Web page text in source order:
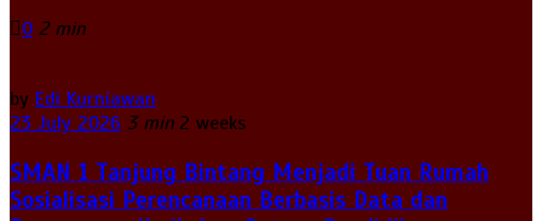
0 2 min
by Edi Kurniawan
23 July 2026 3 min 2 weeks
SMAN 1 Tanjung Bintang Menjadi Tuan Rumah
Sosialisasi Perencanaan Berbasis Data dan